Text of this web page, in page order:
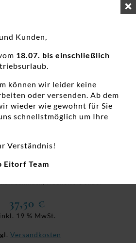
925 Ag
37,50 €
inkl. 19 % MwSt.
Versandkosten
Kunden,
18.07. bis einschließlich
können wir leider keine
oder versenden. Ab dem
wieder wie gewohnt für Sie
schnellstmöglich um Ihre
Verständnis!
Eitorf Team